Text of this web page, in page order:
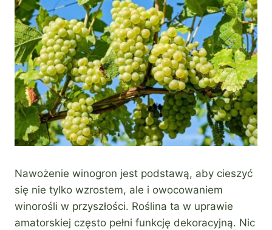
Nawożenie winogron jest podstawą, aby cieszyć
się nie tylko wzrostem, ale i owocowaniem
winorośli w przyszłości. Roślina ta w uprawie
amatorskiej często pełni funkcję dekoracyjną. Nic